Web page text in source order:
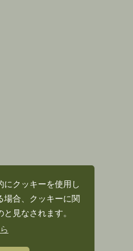
にクッキーを使用し
場合、クッキーに関
見なされます。